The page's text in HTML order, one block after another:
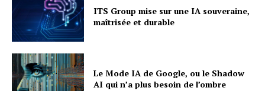
ITS Group mise sur une IA souveraine,
maîtrisée et durable
Le Mode IA de Google, ou le Shadow
AI qui n’a plus besoin de l’ombre